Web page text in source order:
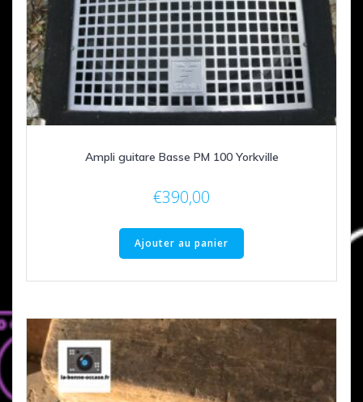
Ampli guitare Basse PM 100 Yorkville
€390,00
Ajouter au panier